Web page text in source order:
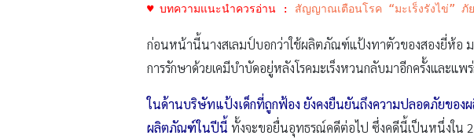
♥ บทความแนะนำควรอ่าน : สัญญาณเตือนโรค “มะเร็งรังไข่” ภั
ก่อนหน้านี้นางสเลมป์บอกว่าใช้ผลิตภัณฑ์แป้งทาตัวของสองยี่ห้อ ม
การรักษาด้วยเคมีบำบัดอยู่หลังโรคมะเร็งหวนกลับมาอีกครั้งและแพ
ในด้านบริษัทแป้งเด็กที่ถูกฟ้อง ยังคงยืนยันถึงความปลอดภัยขอ
ผลิตภัณฑ์ในปีนี้ ทั้งจะขอยื่นอุทธรณ์คดีต่อไป ซึ่งคดีนี้เป็นหนึ่งใน